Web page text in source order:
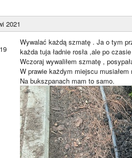
2021
Wywalać każdą szmatę . Ja o tym
każda tuja ładnie rosła ,ale po
Wczoraj wywaliłem szmatę ,
W prawie każdym miejscu
Na bukszpanach mam to samo.